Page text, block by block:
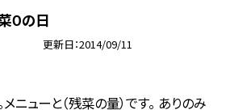
０の日
更新日 2014/09/11
ニューと（残菜の量）です。 ありのみ